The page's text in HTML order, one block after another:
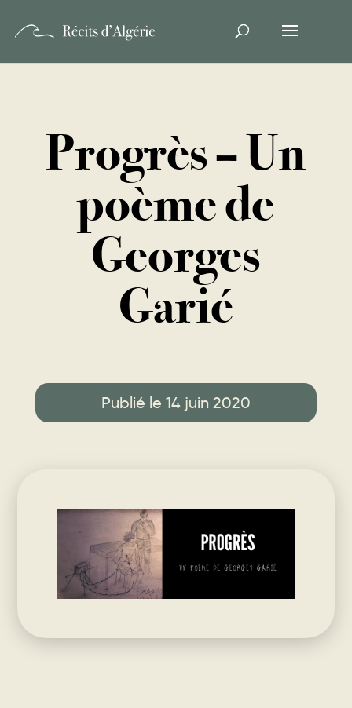
Progrès – Un
poème de
Georges
Garié
Publié le 14 juin 2020